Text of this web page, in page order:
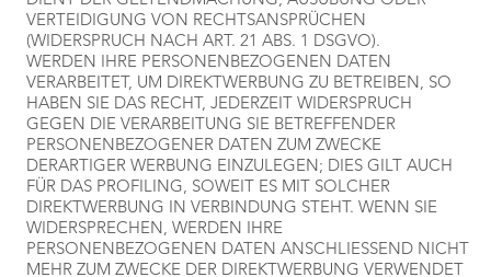
VERTEIDIGUNG VON RECHTSANSPRÜCHEN
(WIDERSPRUCH NACH ART. 21 ABS. 1 DSGVO).
WERDEN IHRE PERSONENBEZOGENEN DATEN
VERARBEITET, UM DIREKTWERBUNG ZU BETREIBEN, SO
HABEN SIE DAS RECHT, JEDERZEIT WIDERSPRUCH
GEGEN DIE VERARBEITUNG SIE BETREFFENDER
PERSONENBEZOGENER DATEN ZUM ZWECKE
DERARTIGER WERBUNG EINZULEGEN; DIES GILT AUCH
FÜR DAS PROFILING, SOWEIT ES MIT SOLCHER
DIREKTWERBUNG IN VERBINDUNG STEHT. WENN SIE
WIDERSPRECHEN, WERDEN IHRE
PERSONENBEZOGENEN DATEN ANSCHLIESSEND NICHT
MEHR ZUM ZWECKE DER DIREKTWERBUNG VERWENDET